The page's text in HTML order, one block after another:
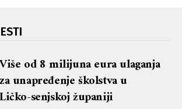
Više od 8 milijuna eura ulaganja
za unapređenje školstva u
Ličko-senjskoj županiji